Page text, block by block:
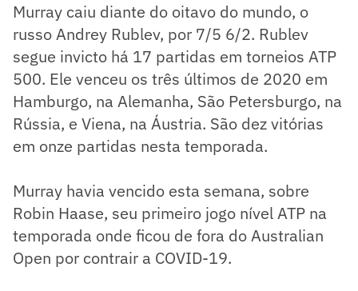
Murray caiu diante do oitavo do mundo, o
russo Andrey Rublev, por 7/5 6/2. Rublev
segue invicto há 17 partidas em torneios ATP
500. Ele venceu os três últimos de 2020 em
Hamburgo, na Alemanha, São Petersburgo, na
Rússia, e Viena, na Áustria. São dez vitórias
em onze partidas nesta temporada.
Murray havia vencido esta semana, sobre
Robin Haase, seu primeiro jogo nível ATP na
temporada onde ficou de fora do Australian
Open por contrair a COVID-19.